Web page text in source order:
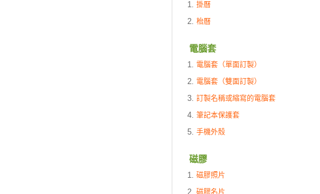
掛曆
枱曆
電腦套
電腦套（單面訂製）
電腦套（雙面訂製）
訂製名稱或縮寫的電腦套
筆記本保護套
手機外殼
磁膠
磁膠照片
磁膠名片